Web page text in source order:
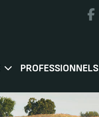
PROFESSIONNELS